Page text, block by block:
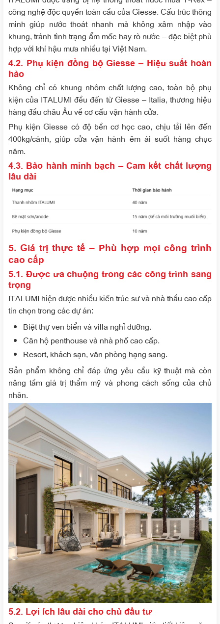
công nghệ độc quyền toàn cầu của Giesse. Cấu trúc thông
minh giúp nước thoát nhanh mà không xâm nhập vào
khung, tránh tình trạng ẩm mốc hay rò nước – đặc biệt phù
hợp với khí hậu mưa nhiều tại Việt Nam.
4.2. Phụ kiện đồng bộ Giesse – Hiệu suất hoàn
hảo
Không chỉ có khung nhôm chất lượng cao, toàn bộ phụ
kiện của ITALUMI đều đến từ Giesse – Italia, thương hiệu
hàng đầu châu Âu về cơ cấu vận hành cửa.
Phụ kiện Giesse có độ bền cơ học cao, chịu tải lên đến
400kg/cánh, giúp cửa vận hành êm ái suốt hàng chục
năm.
4.3. Bảo hành minh bạch – Cam kết chất lượng
lâu dài
5. Giá trị thực tế – Phù hợp mọi công trình
cao cấp
5.1. Được ưa chuộng trong các công trình sang
trọng
ITALUMI hiện được nhiều kiến trúc sư và nhà thầu cao cấp
tin chọn trong các dự án:
Biệt thự ven biển và villa nghỉ dưỡng.
Căn hộ penthouse và nhà phố cao cấp.
Resort, khách sạn, văn phòng hạng sang.
Sản phẩm không chỉ đáp ứng yêu cầu kỹ thuật mà còn
nâng tầm giá trị thẩm mỹ và phong cách sống của chủ
nhân.
5.2. Lợi ích lâu dài cho chủ đầu tư